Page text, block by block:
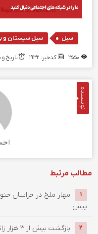
سیل , سیل سیستان و
کدخبر: 1932 تاریخ و ساعت
نویسنده
مطالب مرتبط
1 ‌مهار ملخ در خراسان
پیش
2
بازگشت بیش از ۳ هزار زائر اربعین حسینی به خراسان جنوبی / ...